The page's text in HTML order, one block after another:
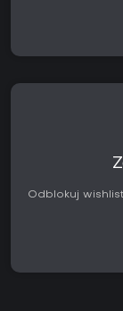
Odblokuj